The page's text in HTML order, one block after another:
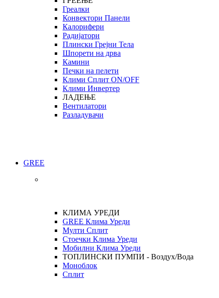
Греалки
Конвектори Панели
Калорифери
Радијатори
Плински Грејни Тела
Шпорети на дрва
Камини
Печки на пелети
Клими Сплит ON/OFF
Клими Инвертер
ЛАДЕЊЕ
Вентилатори
Разладувачи
GREE
КЛИМА УРЕДИ
GREE Клима Уреди
Мулти Сплит
Стоечки Клима Уреди
Мобилни Клима Уреди
ТОПЛИНСКИ ПУМПИ - Воздух/Вода
Моноблок
Сплит